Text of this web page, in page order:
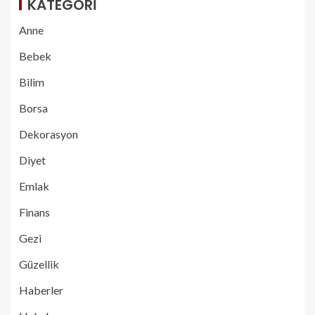
KATEGORI
Anne
Bebek
Bilim
Borsa
Dekorasyon
Diyet
Emlak
Finans
Gezi
Güzellik
Haberler